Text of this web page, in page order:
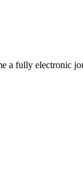
a fully electronic